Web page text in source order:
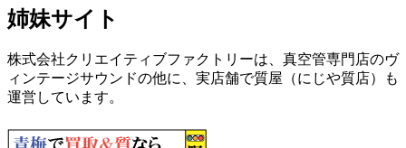
姉妹サイト
株式会社クリエイティブファクトリーは、真空管専門店のヴ
ィンテージサウンドの他に、実店舗で質屋（にじや質店）も
運営しています。